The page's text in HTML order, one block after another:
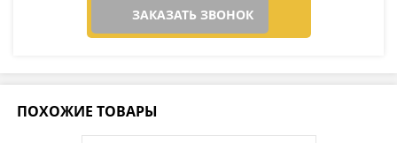
ЗАКАЗАТЬ ЗВОНОК
ПОХОЖИЕ ТОВАРЫ